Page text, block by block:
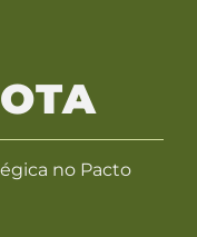
no Pacto